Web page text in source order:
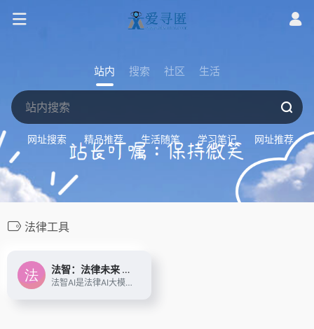
站内 搜索 社区 生活
网址搜索 精品推荐 生活随笔 学习笔记 网址推荐
法律工具
法智：法律未来 智在掌握
法智AI是法律AI大模型、智能律师助理。法智精准和全面地为用户提供一站式法律服务解决方案，满足检索、咨询、审查、分析、写作、谈判、记录等多种业务场景需求。